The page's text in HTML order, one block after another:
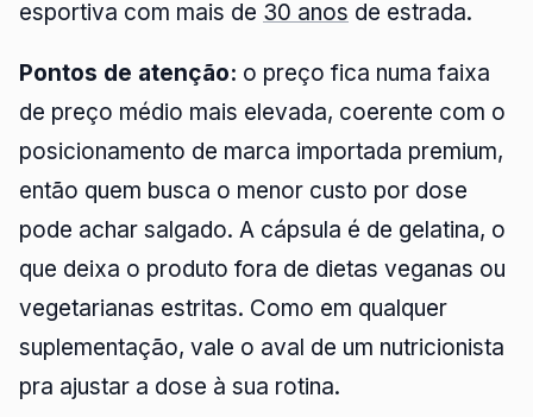
esportiva com mais de 30 anos de estrada.
Pontos de atenção: o preço fica numa faixa
de preço médio mais elevada, coerente com o
posicionamento de marca importada premium,
então quem busca o menor custo por dose
pode achar salgado. A cápsula é de gelatina, o
que deixa o produto fora de dietas veganas ou
vegetarianas estritas. Como em qualquer
suplementação, vale o aval de um nutricionista
pra ajustar a dose à sua rotina.